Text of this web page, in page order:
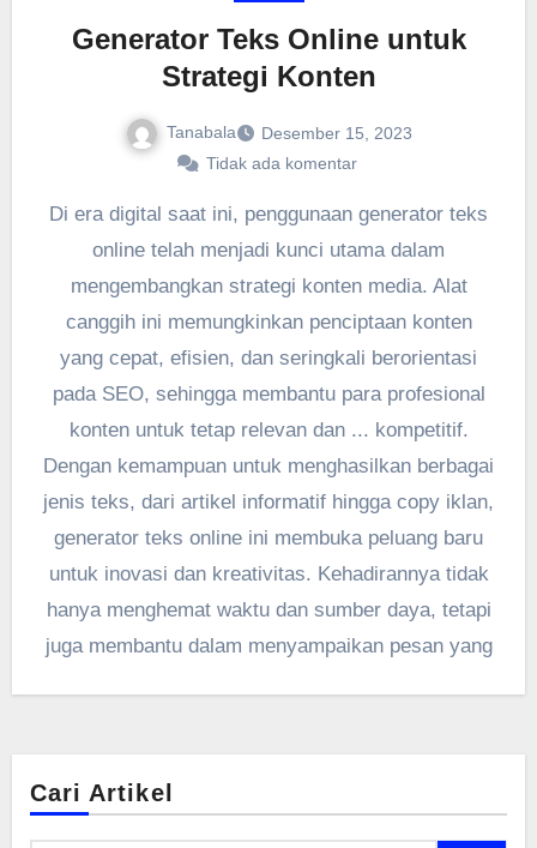
Generator Teks Online untuk
Strategi Konten
Tanabala
Desember 15, 2023
Tidak ada komentar
Di era digital saat ini, penggunaan generator teks
online telah menjadi kunci utama dalam
mengembangkan strategi konten media. Alat
canggih ini memungkinkan penciptaan konten
yang cepat, efisien, dan seringkali berorientasi
pada SEO, sehingga membantu para profesional
konten untuk tetap relevan dan ... kompetitif.
Dengan kemampuan untuk menghasilkan berbagai
jenis teks, dari artikel informatif hingga copy iklan,
generator teks online ini membuka peluang baru
untuk inovasi dan kreativitas. Kehadirannya tidak
hanya menghemat waktu dan sumber daya, tetapi
juga membantu dalam menyampaikan pesan yang
Cari Artikel